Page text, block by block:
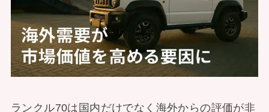
ランクル70は国内だけでなく海外からの評価が非